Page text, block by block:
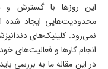
این روزها با گسترش و
محدودیت‌هایی ایجاد
نمی‌رود. کلینیک‌های
انجام کارها و فعالیت‌های
در این مقاله ما به بررسی